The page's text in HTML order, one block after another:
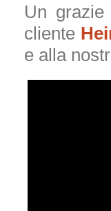
Un
cliente
e alla